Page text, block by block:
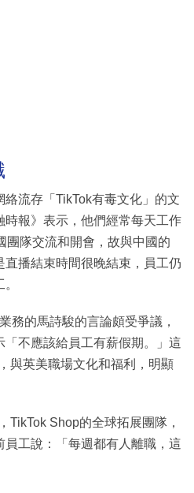
流存「TikTok有毒文化」的文
報》表示，他們經常每天工作
團隊交流和開會，故與中國的
播結束時間很晚結束，員工仍
務的馬詩駿的言論頗受爭議，
不應該給員工有薪假期。」這
與英美職場文化和福利，明顯
TikTok Shop的全球拓展團隊，
工說：「每週都有人離職，這